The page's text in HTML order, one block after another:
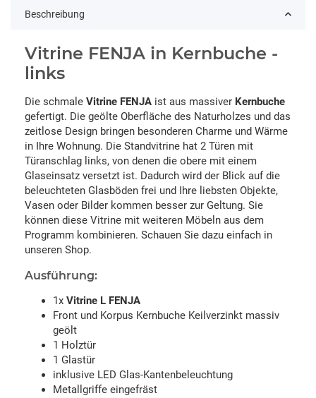
Beschreibung
Vitrine FENJA in Kernbuche -
links
Die schmale Vitrine FENJA ist aus massiver Kernbuche
gefertigt. Die geölte Oberfläche des Naturholzes und das
zeitlose Design bringen besonderen Charme und Wärme
in Ihre Wohnung. Die Standvitrine hat 2 Türen mit
Türanschlag links, von denen die obere mit einem
Glaseinsatz versetzt ist. Dadurch wird der Blick auf die
beleuchteten Glasböden frei und Ihre liebsten Objekte,
Vasen oder Bilder kommen besser zur Geltung. Sie
können diese Vitrine mit weiteren Möbeln aus dem
Programm kombinieren. Schauen Sie dazu einfach in
unseren Shop.
Ausführung:
1x Vitrine L FENJA
Front und Korpus Kernbuche Keilverzinkt massiv
geölt
1 Holztür
1 Glastür
inklusive LED Glas-Kantenbeleuchtung
Metallgriffe eingefräst